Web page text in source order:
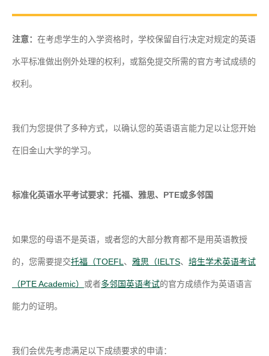
注意： 在考虑学生的入学资格时，学校保留自行决定对规定的英语
水平标准做出例外处理的权利，或豁免提交所需的官方考试成绩的
权利。
我们为您提供了多种方式，以确认您的英语语言能力足以让您开始
在旧金山大学的学习。
标准化英语水平考试要求：托福、雅思、PTE或多邻国
如果您的母语不是英语，或者您的大部分教育都不是用英语教授
的，您需要提交托福（TOEFL 、 雅思（IELTS、 培生学术英语考试
（PTE Academic） 或者多邻国英语考试的官方成绩作为英语语言
能力的证明。
我们会优先考虑满足以下成绩要求的申请：